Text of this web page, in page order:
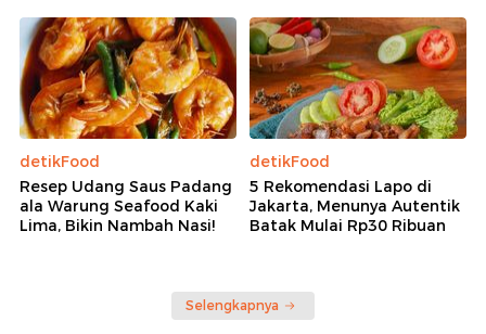
detikFood
Resep Udang Saus Padang
ala Warung Seafood Kaki
Lima, Bikin Nambah Nasi!
detikFood
5 Rekomendasi Lapo di
Jakarta, Menunya Autentik
Batak Mulai Rp30 Ribuan
Selengkapnya